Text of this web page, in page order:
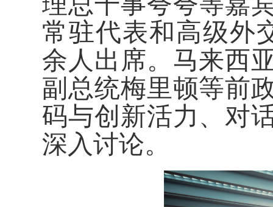
常驻代表和高级外
余人出席。马来西
副总统梅里顿等前
码与创新活力、对
深入讨论。